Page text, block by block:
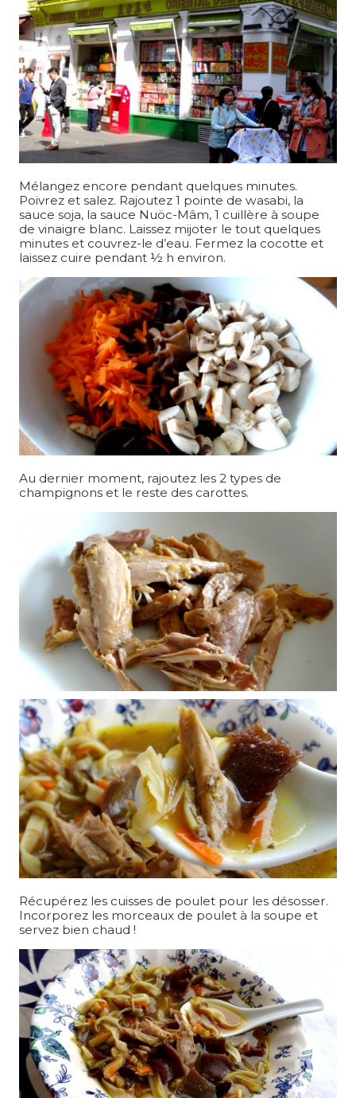
Mélangez encore pendant quelques minutes.
Poivrez et salez. Rajoutez 1 pointe de wasabi, la
sauce soja, la sauce Nuöc-Mâm, 1 cuillère à soupe
de vinaigre blanc. Laissez mijoter le tout quelques
minutes et couvrez-le d’eau. Fermez la cocotte et
laissez cuire pendant ½ h environ.
Au dernier moment, rajoutez les 2 types de
champignons et le reste des carottes.
Récupérez les cuisses de poulet pour les désosser.
Incorporez les morceaux de poulet à la soupe et
servez bien chaud !